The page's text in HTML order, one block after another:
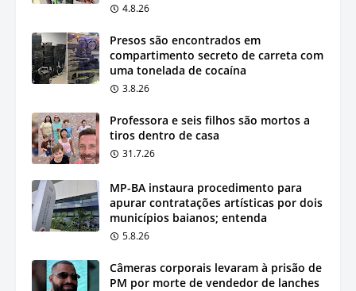
4.8.26
Presos são encontrados em
compartimento secreto de carreta com
uma tonelada de cocaína
3.8.26
Professora e seis filhos são mortos a
tiros dentro de casa
31.7.26
MP-BA instaura procedimento para
apurar contratações artísticas por dois
municípios baianos; entenda
5.8.26
Câmeras corporais levaram à prisão de
PM por morte de vendedor de lanches